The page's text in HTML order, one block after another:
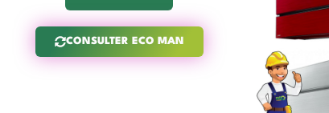
CONSULTER ECO MAN